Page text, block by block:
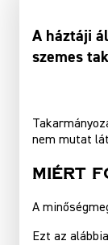
A háztáji
szemes
nem mutat
Miért
A
Ezt az